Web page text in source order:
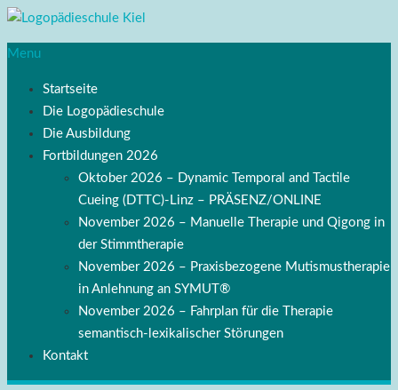
Menu
Startseite
Die Logopädieschule
Die Ausbildung
Fortbildungen 2026
Oktober 2026 – Dynamic Temporal and Tactile
Cueing (DTTC)-Linz – PRÄSENZ/ONLINE
November 2026 – Manuelle Therapie und Qigong in
der Stimmtherapie
November 2026 – Praxisbezogene Mutismustherapie
in Anlehnung an SYMUT®
November 2026 – Fahrplan für die Therapie
semantisch-lexikalischer Störungen
Kontakt